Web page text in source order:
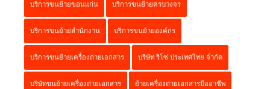
บริการขนย้ายขอนแก่น บริการขนย้ายครบวงจร
บริการขนย้ายสำนักงาน บริการขนย้ายองค์กร
บริการขนย้ายเครื่องถ่ายเอกสาร บริษัท ริโซ่ ประเทศไทย จำกัด
บริษัทขนย้ายเครื่องถ่ายเอกสาร ย้ายเครื่องถ่ายเอกสารมืออาชีพ